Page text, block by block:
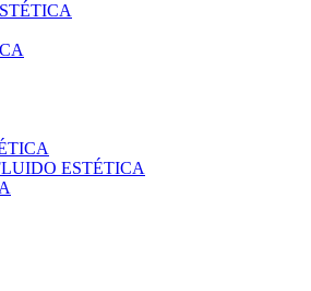
ESTÉTICA